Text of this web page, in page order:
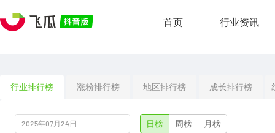
首页 行业资讯
行业排行榜 涨粉排行榜 地区排行榜 成长排行榜
日榜 周榜 月榜